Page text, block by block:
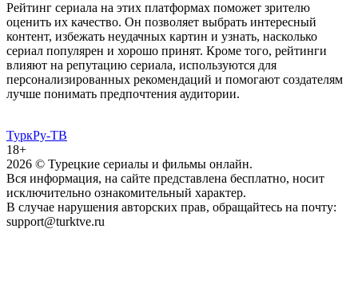
Рейтинг сериала на этих платформах поможет зрителю
оценить их качество. Он позволяет выбрать интересный
контент, избежать неудачных картин и узнать, насколько
сериал популярен и хорошо принят. Кроме того, рейтинги
влияют на репутацию сериала, используются для
персонализированных рекомендаций и помогают создателям
лучше понимать предпочтения аудитории.
ТуркРу-ТВ
18+
2026 © Турецкие сериалы и фильмы онлайн.
Вся информация, на сайте представлена бесплатно, носит
исключительно ознакомительный характер.
В случае нарушения авторских прав, обращайтесь на почту:
support@turktve.ru